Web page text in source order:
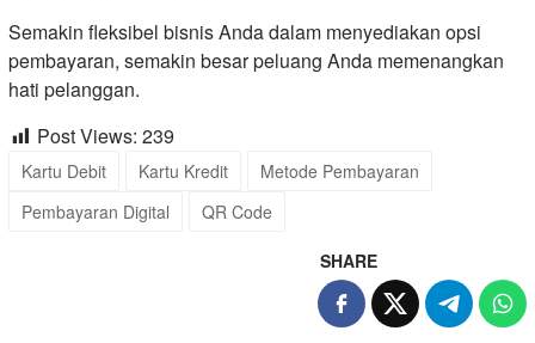
Semakin fleksibel bisnis Anda dalam menyediakan opsi
pembayaran, semakin besar peluang Anda memenangkan
hati pelanggan.
Post Views: 239
Kartu Debit Kartu Kredit
Metode Pembayaran
Pembayaran Digital
QR Code
SHARE